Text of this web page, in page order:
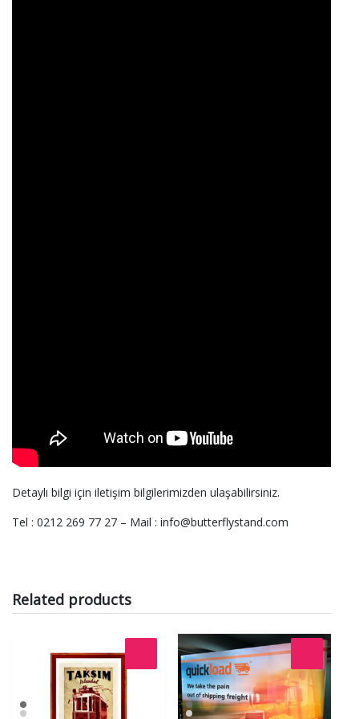
Detaylı bilgi için iletişim bilgilerimizden ulaşabilirsiniz.
Tel : 0212 269 77 27 – Mail : info@butterflystand.com
Related products